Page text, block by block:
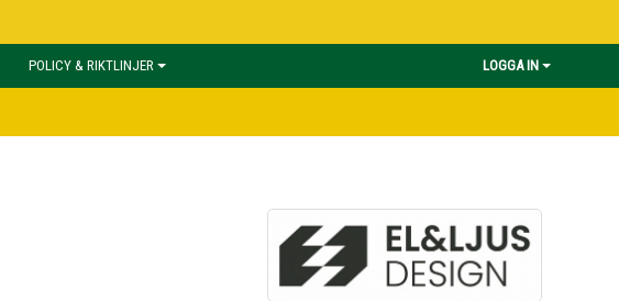
POLICY & RIKTLINJER LOGGA IN